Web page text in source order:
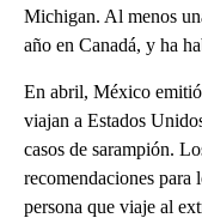
Michigan. Al menos
año en Canadá, y ha
En abril, México
viajan a Estados
casos de sarampión.
recomendaciones para
persona que viaje al